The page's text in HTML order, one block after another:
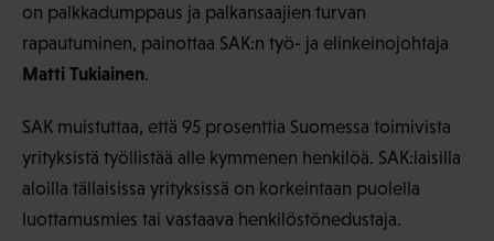
on palkkadumppaus ja palkansaajien turvan
rapautuminen, painottaa SAK:n työ- ja elinkeinojohtaja
Matti Tukiainen.
SAK muistuttaa, että 95 prosenttia Suomessa toimivista
yrityksistä työllistää alle kymmenen henkilöä. SAK:laisilla
aloilla tällaisissa yrityksissä on korkeintaan puolella
luottamusmies tai vastaava henkilöstönedustaja.